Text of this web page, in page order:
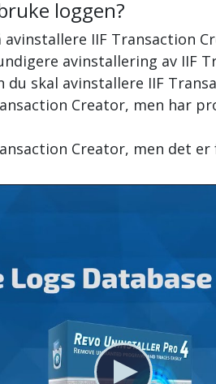
loggen?
IIF Transaction
avinstallering av IIF
du skal avinstallere IIF
Creator, men har
Creator, men det